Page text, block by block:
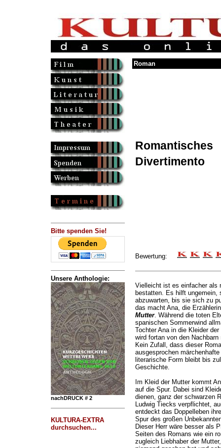
Bitte spenden Sie!
Unsere Anthologie:
nachDRUCK # 2
KULTURA-EXTRA
durchsuchen...
Roman
Romantisches
Divertimento
Bewertung:
Vielleicht ist es einfacher als
bestatten. Es hilft ungemein,
abzuwarten, bis sie sich zu
das macht Ana, die
Mutter. Während die toten
spanischen Sommerwind
Tochter Ana in die Kleider
wird fortan von den
Kein Zufall, dass dieser
ausgesprochen
literarische Form bleibt bis
Geschichte.
Im Kleid der Mutter kommt
auf die Spur. Dabei sind
dienen, ganz der schwarzen
Ludwig Tiecks verpflichtet,
entdeckt das Doppelleben
Spur des großen
Dieser Herr wäre besser als
Seiten des Romans wie ein
zugleich Liebhaber der